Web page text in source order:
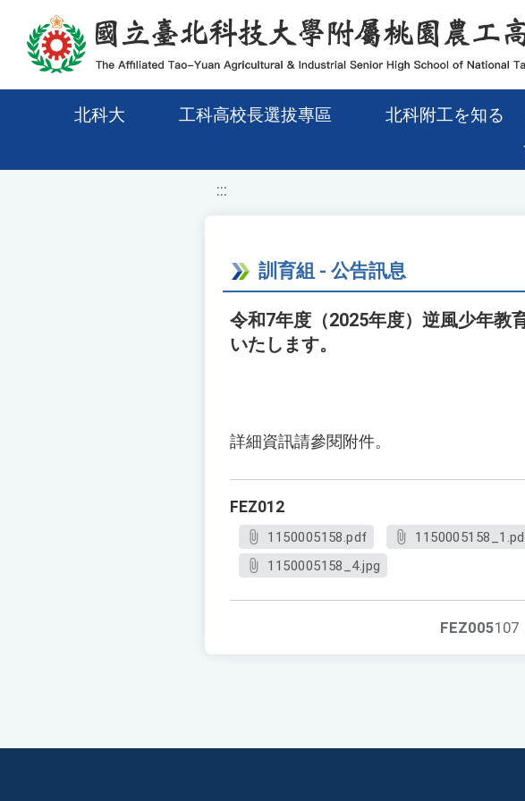
移至網頁之主要內容區位置
北科大 工科高校長選拔專區 北科附工を知る
:::
訓育組 - 公告訊息
令和7年度（2025年度）逆風少年教
いたします。
詳細資訊請參閱附件。
FEZ012
1150005158.pdf
1150005158_4.jpg
FEZ005107